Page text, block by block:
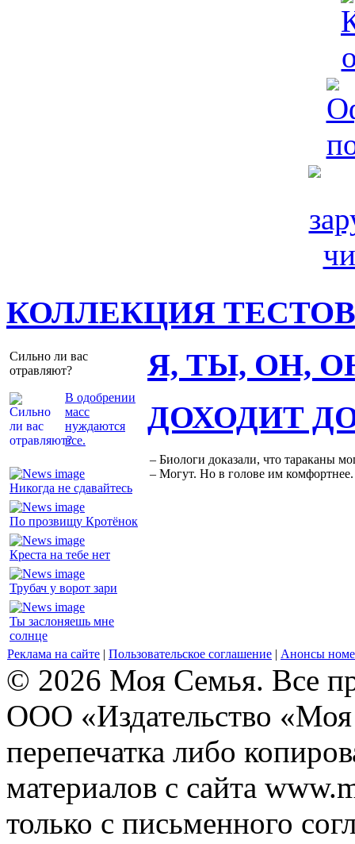
КОЛЛЕКЦИЯ ТЕСТОВ
Сильно ли вас
отравляют?
В одобрении
масс
нуждаются
все.
Я, ТЫ, ОН,
Никогда не сдавайтесь
По прозвищу Кротёнок
Креста на тебе нет
Трубач у ворот зари
Ты заслоняешь мне
солнце
ДОХОДИТ
– Биологи доказали, что тараканы
– Могут. Но в голове им комфортнее.
Реклама на сайте | Пользовательское соглашение | Анонсы
© 2026 Моя Семья. Все
ООО «Издательство
перепечатка либо
материалов с сайта
только с письменного